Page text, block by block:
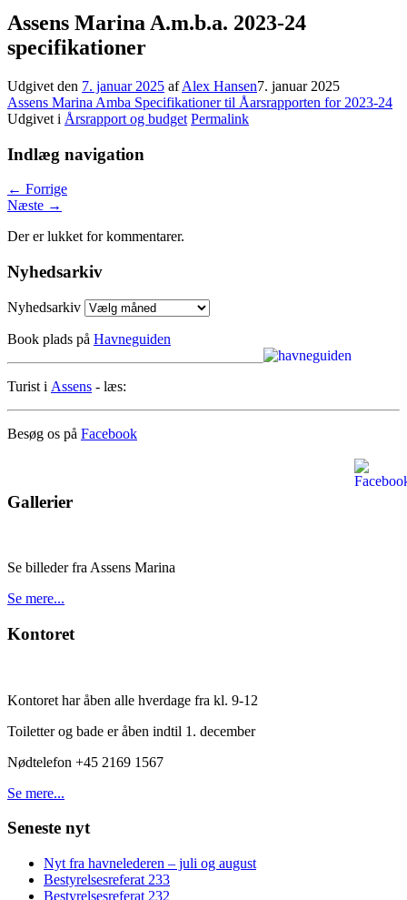
Assens Marina A.m.b.a. 2023-24
specifikationer
Udgivet den 7. januar 2025 afAlex Hansen7. januar 2025
Assens Marina Amba Specifikationer til Åarsrapporten for 2023-24
Udgivet i Årsrapport og budget Permalink
Indlæg navigation
← Forrige
Næste →
Der er lukket for kommentarer.
Nyhedsarkiv
Nyhedsarkiv
Book plads på Havneguiden
Turist i Assens - læs:
Besøg os på Facebook
Gallerier
Se billeder fra Assens Marina
Se mere...
Kontoret
Kontoret har åben alle hverdage fra kl. 9-12
Toiletter og bade er åben indtil 1. december
Nødtelefon +45 2169 1567
Se mere...
Seneste nyt
Nyt fra havnelederen – juli og august
Bestyrelsesreferat 233
Bestyrelsesreferat 232